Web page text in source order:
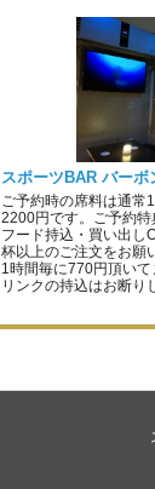
スポーツBAR バーボ
ご予約時の席料は通常
2200円です。ご予約特
フード持込・買い出し
杯以上のご注文をお願
1時間毎に770円頂い
リンクの持込はお断り